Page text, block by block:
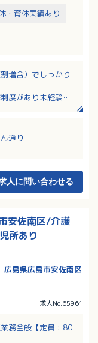
・育休実績あり
増含）でしっかり
度があり未経験の
り離して効率化を
通り
人に問い合わせる
安佐南区/介護
所あり
広島県広島市安佐南区
求人No.65961
務全般【定員：80